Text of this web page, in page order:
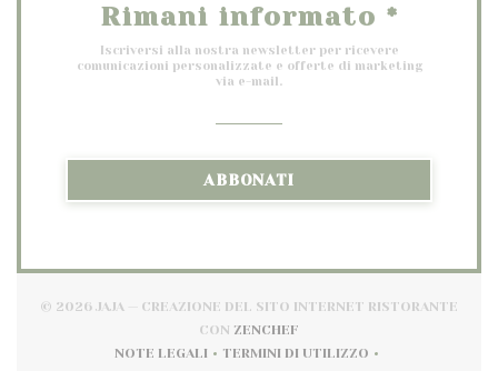
Rimani informato *
Iscriversi alla nostra newsletter per ricevere
comunicazioni personalizzate e offerte di marketing
via e-mail.
ABBONATI
© 2026 JAJA — CREAZIONE DEL SITO INTERNET RISTORANTE
CON ZENCHEF
NOTE LEGALI
TERMINI DI UTILIZZO